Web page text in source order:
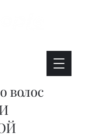
волос